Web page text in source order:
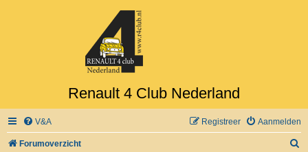
Renault 4 Club Nederland
V&A Aanmelden
Registreer
Forumoverzicht